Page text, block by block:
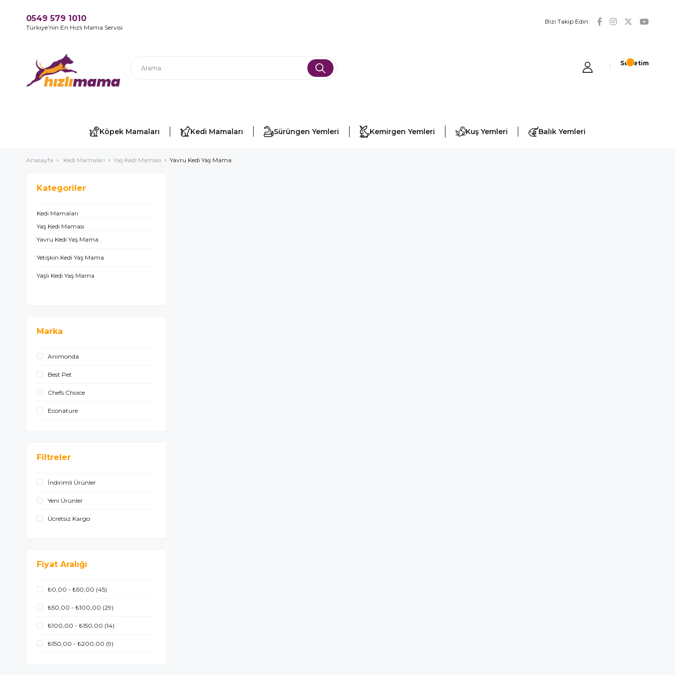
0549 579 1010
Türkiye’nin En Hızlı Mama Servisi
Bizi Takip Edin:
Sepetim
Köpek Mamaları Kedi Mamaları Sürüngen Yemleri Kemirgen Yemleri Kuş Yemleri Balık Yemleri
Anasayfa Kedi Mamaları Yaş Kedi Maması Yavru Kedi Yaş Mama
Kategoriler
Kedi Mamaları
Yaş Kedi Maması
Yavru Kedi Yaş Mama
Yetişkin Kedi Yaş Mama
Yaşlı Kedi Yaş Mama
Marka
Animonda
Best Pet
Chefs Choice
Econature
Friskies
Garfield
GimCat
Jungle
Kit Cat
Filtreler
İndirimli Ürünler
Yeni Ürünler
Ücretsiz Kargo
Fiyat Aralığı
₺0,00 - ₺50,00 (45)
₺50,00 - ₺100,00 (29)
₺100,00 - ₺150,00 (14)
₺150,00 - ₺200,00 (9)